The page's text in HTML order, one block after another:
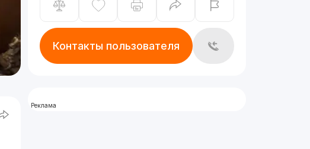
Контакты пользователя
Реклама